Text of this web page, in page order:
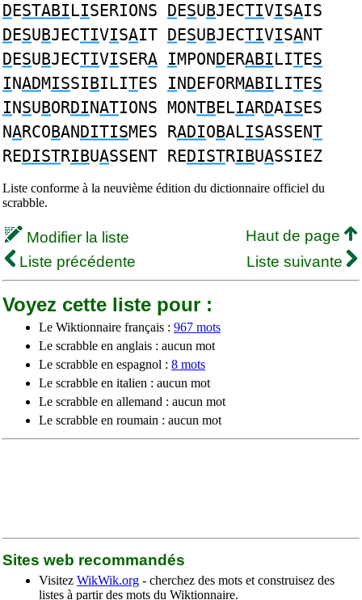
DESTABILISERIONS DESUBJECTIVISAIS
DESUBJECTIVISAIT DESUBJECTIVISANT
DESUBJECTIVISERA IMPONDERABILITES
INADMISSIBILITES INDEFORMABILITES
INSUBORDINATIONS MONTBELIARDAISES
NARCOBANDITISMES RADIOBALISASSENT
REDISTRIBUASSENT REDISTRIBUASSIEZ
Liste conforme à la neuvième édition du dictionnaire officiel du
scrabble.
Modifier la liste
Haut de page
Liste précédente
Liste suivante
Voyez cette liste pour :
Le Wiktionnaire français : 967 mots
Le scrabble en anglais : aucun mot
Le scrabble en espagnol : 8 mots
Le scrabble en italien : aucun mot
Le scrabble en allemand : aucun mot
Le scrabble en roumain : aucun mot
Sites web recommandés
Visitez WikWik.org - cherchez des mots et construisez des
listes à partir des mots du Wiktionnaire.